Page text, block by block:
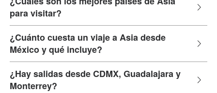
para visitar?
¿Cuánto cuesta un viaje a Asia desde
México y qué incluye?
¿Hay salidas desde CDMX, Guadalajara y
Monterrey?